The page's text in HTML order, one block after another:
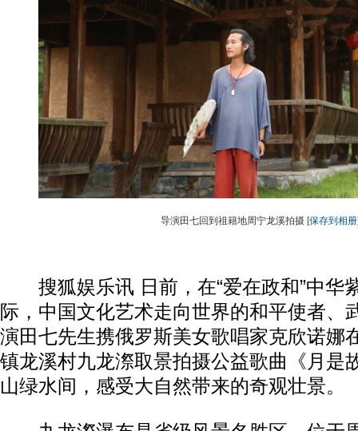
导演田七回到祖籍地周宁龙溪拍摄 [保存到相
搜狐娱乐讯 日前，在“爱在政和”中华
际，中国文化艺术走向世界的和平使者、
演田七先生携俄罗斯美女歌唱家克欣诺娜
镇龙溪村九龙漈取景拍摄公益歌曲《月是
山绿水间，感受大自然带来的奇观壮景。